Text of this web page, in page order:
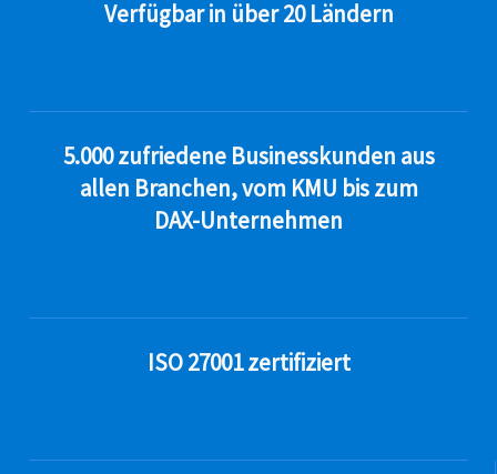
Verfügbar in über 20 Ländern
5.000 zufriedene Businesskunden aus
allen Branchen, vom KMU bis zum
DAX-Unternehmen
ISO 27001 zertifiziert